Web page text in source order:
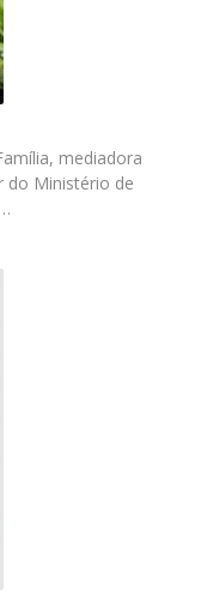
mediadora
do Ministério de